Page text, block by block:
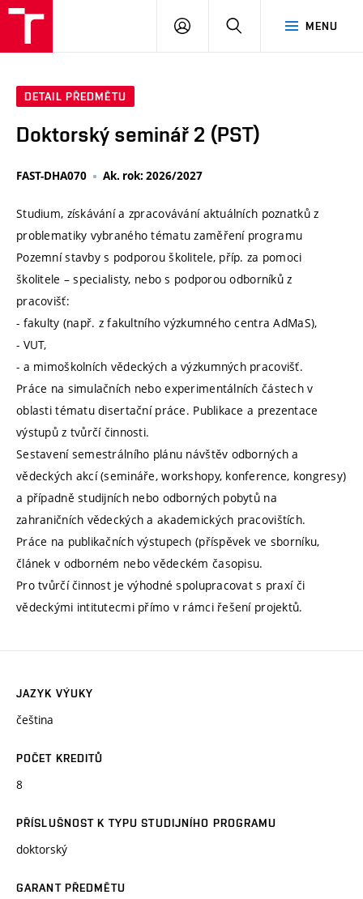
MENU
PŘIHLÁSIT
DETAIL PŘEDMĚTU
Doktorský seminář 2 (PST)
FAST-DHA070 Ak. rok: 2026/2027
Studium, získávání a zpracovávání aktuálních poznatků z
problematiky vybraného tématu zaměření programu
Pozemní stavby s podporou školitele, příp. za pomoci
školitele – specialisty, nebo s podporou odborníků z
pracovišť:
- fakulty (např. z fakultního výzkumného centra AdMaS),
- VUT,
- a mimoškolních vědeckých a výzkumných pracovišť.
Práce na simulačních nebo experimentálních částech v
oblasti tématu disertační práce. Publikace a prezentace
výstupů z tvůrčí činnosti.
Sestavení semestrálního plánu návštěv odborných a
vědeckých akcí (semináře, workshopy, konference, kongresy)
a případně studijních nebo odborných pobytů na
zahraničních vědeckých a akademických pracovištích.
Práce na publikačních výstupech (příspěvek ve sborníku,
článek v odborném nebo vědeckém časopisu.
Pro tvůrčí činnost je výhodné spolupracovat s praxí či
vědeckými intitutecmi přímo v rámci řešení projektů.
JAZYK VÝUKY
čeština
POČET KREDITŮ
8
PŘÍSLUŠNOST K TYPU STUDIJNÍHO PROGRAMU
doktorský
GARANT PŘEDMĚTU